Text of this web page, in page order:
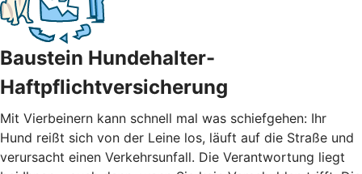
Baustein Hundehalter-
Haftpflichtversicherung
Mit Vierbeinern kann schnell mal was schiefgehen: Ihr
Hund reißt sich von der Leine los, läuft auf die Straße und
verursacht einen Verkehrsunfall. Die Verantwortung liegt